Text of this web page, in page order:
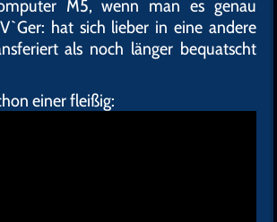
M5, wenn man es genau
hat sich lieber in eine andere
als noch länger bequatscht
einer fleißig: